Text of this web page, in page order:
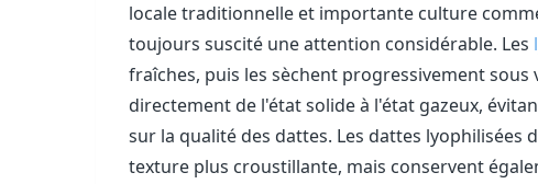
locale traditionnelle et importante culture
toujours suscité une attention considérable. Les
fraîches, puis les sèchent progressivement
directement de l'état solide à l'état gazeux,
sur la qualité des dattes. Les dattes lyophilisées
texture plus croustillante, mais conservent